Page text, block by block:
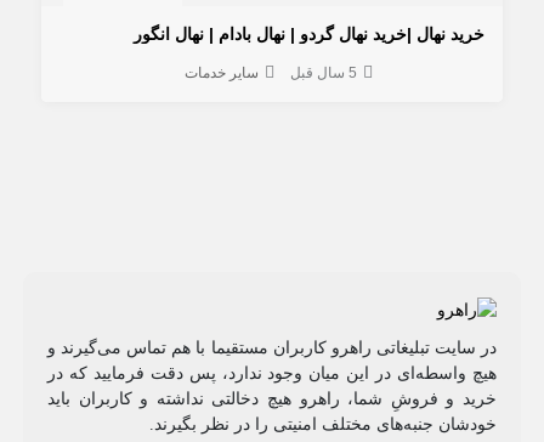
خرید نهال |خرید نهال گردو | نهال بادام | نهال انگور
5 سال قبل سایر خدمات
در سایت تبلیغاتی راهرو کاربران مستقیما با هم تماس می‌گیرند و
هیچ واسطه‌ای در این میان وجود ندارد، پس دقت فرمایید که در
خرید و فروشِ شما، راهرو هیچ دخالتی نداشته و کاربران باید
خودشان جنبه‌های مختلف امنیتی را در نظر بگیرند.